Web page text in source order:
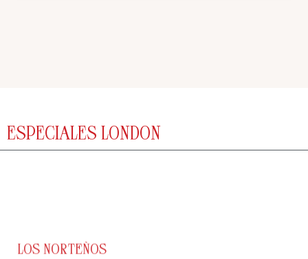
ESPECIALES LONDON
LOS NORTEÑOS